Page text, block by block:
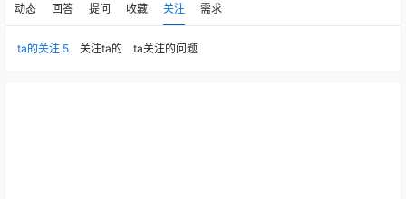
动态 回答 提问 收藏 关注 需求
ta的关注 5 关注ta的 ta关注的问题